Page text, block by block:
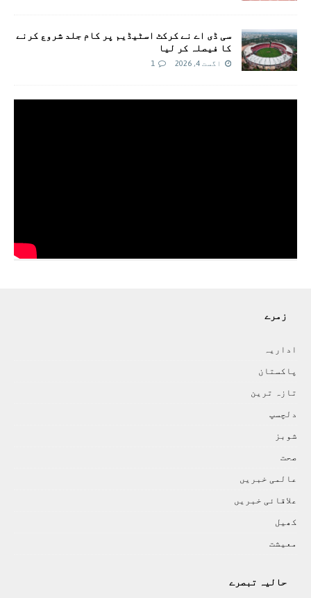
سی ڈی اے نے کرکٹ اسٹیڈیم پر کام جلد شروع کرنے
کا فیصلہ کر لیا
اگست 4, 2026 1
زمرے
اداريہ
پاکستان
تازہ ترين
دلچسپ
شوبز
صحت
عالمی خبريں
علاقائی خبريں
کھيل
معيشت
حالیہ تبصرے